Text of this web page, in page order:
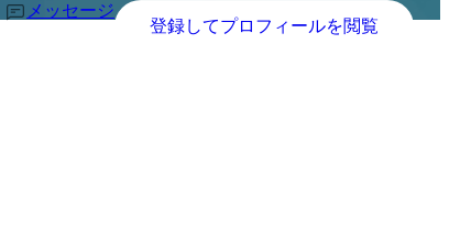
メッセージ
登録してプロフィールを閲覧